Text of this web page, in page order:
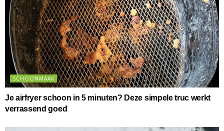
SCHOONMAAK
Je airfryer schoon in 5 minuten? Deze simpele truc werkt
verrassend goed